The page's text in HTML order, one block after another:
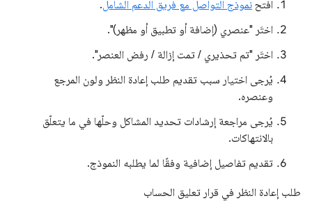
افتح نموذج التواصل مع فريق الدعم الشامل.
اختَر "عنصري (إضافة أو تطبيق أو مظهر)".
اختَر "تم تحذيري / تمت إزالة / رفض العنصر".
يُرجى اختيار سبب تقديم طلب إعادة النظر ولون المرجع
وعنصره.
يُرجى مراجعة إرشادات تحديد المشاكل وحلّها في ما يتعلّق
بالانتهاكات.
تقديم تفاصيل إضافية وفقًا لما يطلبه النموذج.
طلب إعادة النظر في قرار تعليق الحساب